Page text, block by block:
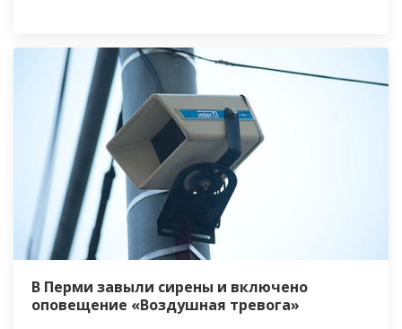
В Перми завыли сирены и включено
оповещение «Воздушная тревога»